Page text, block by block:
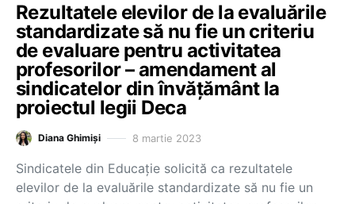
Rezultatele elevilor de la evaluările
standardizate să nu fie un criteriu
de evaluare pentru activitatea
profesorilor – amendament al
sindicatelor din învățământ la
proiectul legii Deca
Diana Ghimiși 8 martie 2023
Sindicatele din Educație solicită ca rezultatele
elevilor de la evaluările standardizate să nu fie un